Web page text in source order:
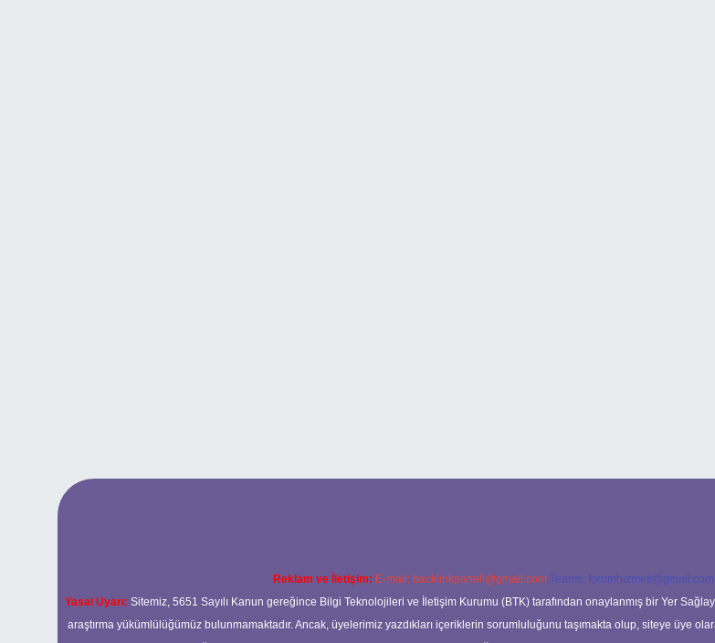
Reklam ve İletişim: E-mail: backlinkpaneli@gmail.com Teams: forumhizmeti@gmail.com
Yasal Uyarı: Sitemiz, 5651 Sayılı Kanun gereğince Bilgi Teknolojileri ve İletişim Kurumu (BTK) tarafından onaylanmış bir Yer
araştırma yükümlülüğümüz bulunmamaktadır. Ancak, üyelerimiz yazdıkları içeriklerin sorumluluğunu taşımakta olup, siteye üye